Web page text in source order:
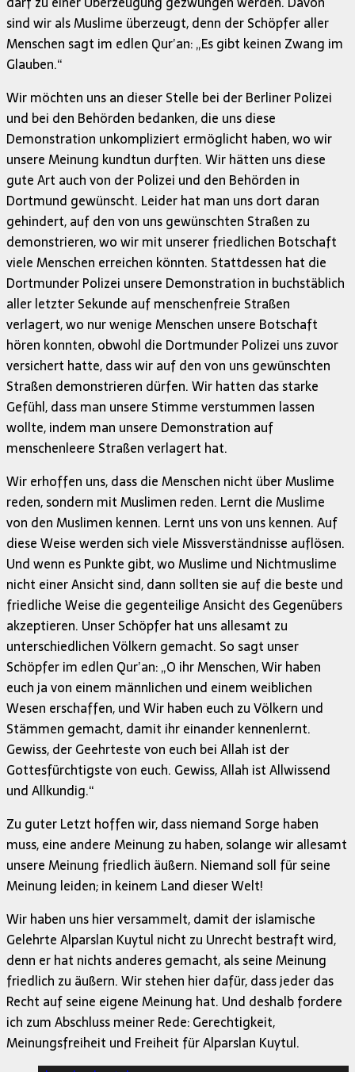
sind wir als Muslime überzeugt, denn der Schöpfer aller
Menschen sagt im edlen Qur’an: „Es gibt keinen Zwang im
Glauben.“
Wir möchten uns an dieser Stelle bei der Berliner Polizei
und bei den Behörden bedanken, die uns diese
Demonstration unkompliziert ermöglicht haben, wo wir
unsere Meinung kundtun durften. Wir hätten uns diese
gute Art auch von der Polizei und den Behörden in
Dortmund gewünscht. Leider hat man uns dort daran
gehindert, auf den von uns gewünschten Straßen zu
demonstrieren, wo wir mit unserer friedlichen Botschaft
viele Menschen erreichen könnten. Stattdessen hat die
Dortmunder Polizei unsere Demonstration in buchstäblich
aller letzter Sekunde auf menschenfreie Straßen
verlagert, wo nur wenige Menschen unsere Botschaft
hören konnten, obwohl die Dortmunder Polizei uns zuvor
versichert hatte, dass wir auf den von uns gewünschten
Straßen demonstrieren dürfen. Wir hatten das starke
Gefühl, dass man unsere Stimme verstummen lassen
wollte, indem man unsere Demonstration auf
menschenleere Straßen verlagert hat.
Wir erhoffen uns, dass die Menschen nicht über Muslime
reden, sondern mit Muslimen reden. Lernt die Muslime
von den Muslimen kennen. Lernt uns von uns kennen. Auf
diese Weise werden sich viele Missverständnisse auflösen.
Und wenn es Punkte gibt, wo Muslime und Nichtmuslime
nicht einer Ansicht sind, dann sollten sie auf die beste und
friedliche Weise die gegenteilige Ansicht des Gegenübers
akzeptieren. Unser Schöpfer hat uns allesamt zu
unterschiedlichen Völkern gemacht. So sagt unser
Schöpfer im edlen Qur’an: „O ihr Menschen, Wir haben
euch ja von einem männlichen und einem weiblichen
Wesen erschaffen, und Wir haben euch zu Völkern und
Stämmen gemacht, damit ihr einander kennenlernt.
Gewiss, der Geehrteste von euch bei Allah ist der
Gottesfürchtigste von euch. Gewiss, Allah ist Allwissend
und Allkundig.“
Zu guter Letzt hoffen wir, dass niemand Sorge haben
muss, eine andere Meinung zu haben, solange wir allesamt
unsere Meinung friedlich äußern. Niemand soll für seine
Meinung leiden; in keinem Land dieser Welt!
Wir haben uns hier versammelt, damit der islamische
Gelehrte Alparslan Kuytul nicht zu Unrecht bestraft wird,
denn er hat nichts anderes gemacht, als seine Meinung
friedlich zu äußern. Wir stehen hier dafür, dass jeder das
Recht auf seine eigene Meinung hat. Und deshalb fordere
ich zum Abschluss meiner Rede: Gerechtigkeit,
Meinungsfreiheit und Freiheit für Alparslan Kuytul.